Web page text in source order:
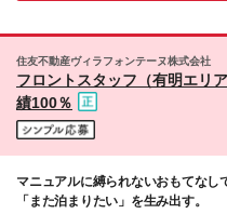
谷、熱海 ■近
新宿 ◎配属
ずれかとなります。 ■本社 ┗東京都
住友不動産ヴィラフォンテーヌ株式会社
フロントスタッフ（有明エリ
績100％
マニュアルに縛られないおもてなし
「また泊まりたい」を生み出す。